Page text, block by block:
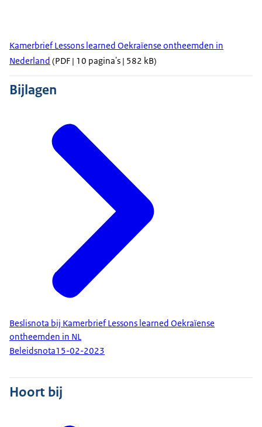
Kamerbrief Lessons learned Oekraïense ontheemden in
Nederland (PDF | 10 pagina's | 582 kB)
Bijlagen
Beslisnota bij Kamerbrief Lessons learned Oekraïense
ontheemden in NL
Beleidsnota15-02-2023
Hoort bij